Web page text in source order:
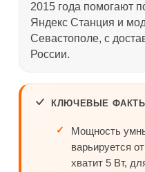
2015 года помогают
Яндекс Станция и
Севастополе, с
России.
КЛЮЧЕВЫЕ ФАКТЫ
Мощность
варьируется
хватит 5 Вт,